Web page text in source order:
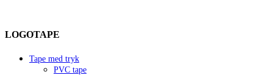
LOGOTAPE
Tape med tryk
PVC tape